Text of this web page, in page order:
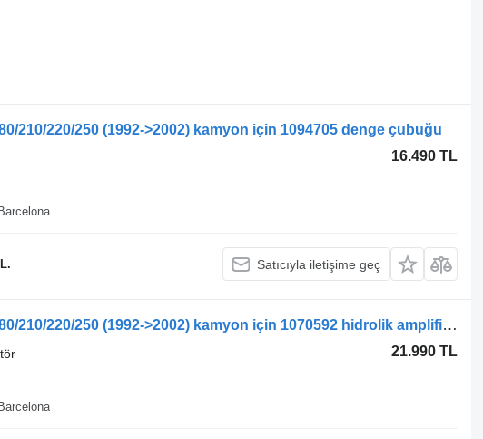
210/220/250 (1992->2002) kamyon için 1094705 denge çubuğu
16.490 TL
Satıcıyla iletişime geç
Volvo FL 618 Intercooler 180/210/220/250 (1992->2002) kamyon için 1070592 hidrolik amplifikatör
21.990 TL